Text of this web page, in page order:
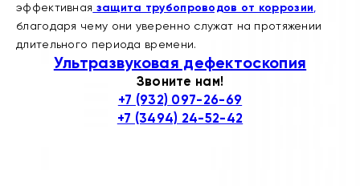
эффективная защита трубопроводов от коррозии
благодаря чему они уверенно служат на протяжении
длительного периода времени.
Ультразвуковая дефектоскопия
Звоните нам!
+7 (932) 097-26-69
+7 (3494) 24-52-42